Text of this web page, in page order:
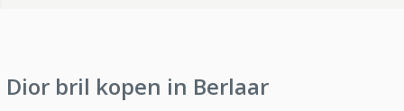
Dior bril kopen in Berlaar